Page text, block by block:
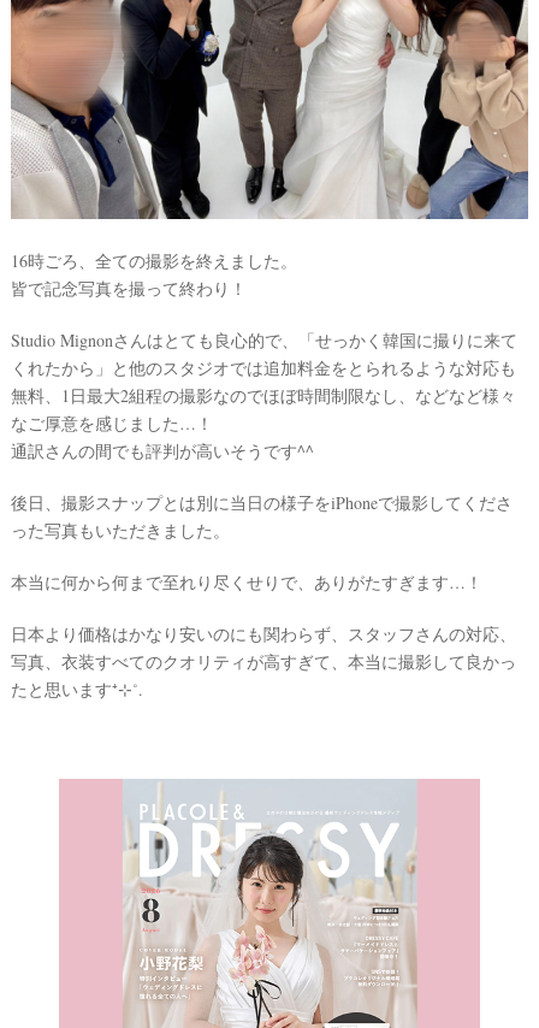
16時ごろ、全ての撮影を終えました。
皆で記念写真を撮って終わり！
Studio Mignonさんはとても良心的で、「せっかく韓国に撮りに来て
くれたから」と他のスタジオでは追加料金をとられるような対応も
無料、1日最大2組程の撮影なのでほぼ時間制限なし、などなど様々
なご厚意を感じました…！
通訳さんの間でも評判が高いそうです^^
後日、撮影スナップとは別に当日の様子をiPhoneで撮影してくださ
った写真もいただきました。
本当に何から何まで至れり尽くせりで、ありがたすぎます…！
日本より価格はかなり安いのにも関わらず、スタッフさんの対応、
写真、衣装すべてのクオリティが高すぎて、本当に撮影して良かっ
たと思います⁺⊹˚.